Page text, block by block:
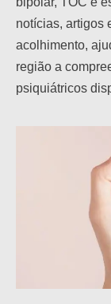
notícias, artigos
acolhimento,
região a
psiquiátricos